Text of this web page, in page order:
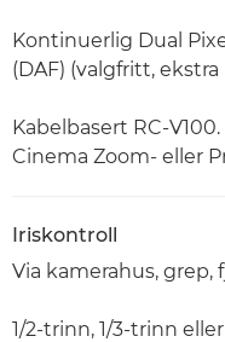
Kontinuerlig Dual
(DAF) (valgfritt, ekstra
Kabelbasert RC-
Cinema Zoom- eller
Iriskontroll
Via kamerahus,
1/2-trinn, 1/3-trinn